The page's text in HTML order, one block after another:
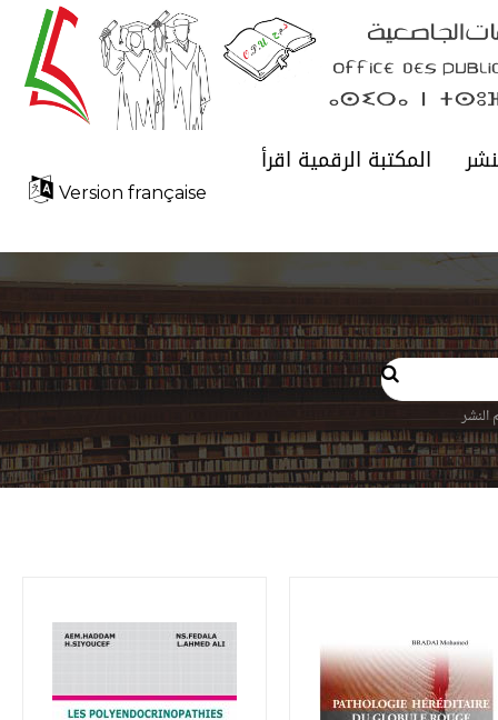
المكتبة الرقمية اقرأ
Version française